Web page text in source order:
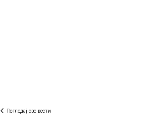
Погледај све вести